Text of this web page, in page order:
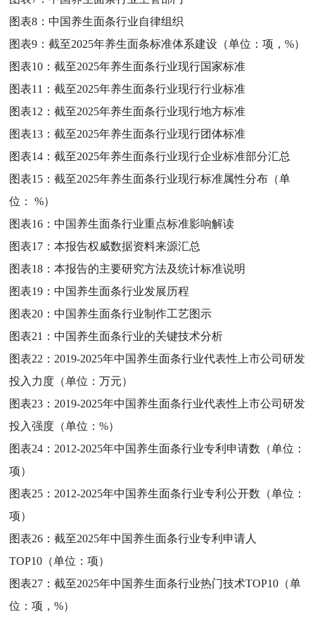
图表8：中国养生面条行业自律组织
图表9：截至2025年养生面条标准体系建设（单位：项，%）
图表10：截至2025年养生面条行业现行国家标准
图表11：截至2025年养生面条行业现行行业标准
图表12：截至2025年养生面条行业现行地方标准
图表13：截至2025年养生面条行业现行团体标准
图表14：截至2025年养生面条行业现行企业标准部分汇总
图表15：截至2025年养生面条行业现行标准属性分布（单
位： %）
图表16：中国养生面条行业重点标准影响解读
图表17：本报告权威数据资料来源汇总
图表18：本报告的主要研究方法及统计标准说明
图表19：中国养生面条行业发展历程
图表20：中国养生面条行业制作工艺图示
图表21：中国养生面条行业的关键技术分析
图表22： 2019-2025年中国养生面条行业代表性上市公司研发
投入力度（单位：万元）
图表23： 2019-2025年中国养生面条行业代表性上市公司研发
投入强度（单位：%）
图表24： 2012-2025年中国养生面条行业专利申请数（单位：
项）
图表25： 2012-2025年中国养生面条行业专利公开数（单位：
项）
图表26：截至2025年中国养生面条行业专利申请人
TOP10（单位：项）
图表27：截至2025年中国养生面条行业热门技术TOP10（单
位：项，%）